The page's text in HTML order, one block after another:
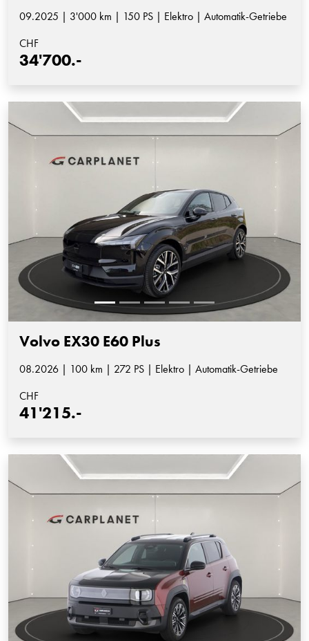
09.2025 | 3'000 km | 150 PS | Elektro | Automatik-Getriebe
CHF
34'700.-
Volvo EX30 E60 Plus
08.2026 | 100 km | 272 PS | Elektro | Automatik-Getriebe
CHF
41'215.-